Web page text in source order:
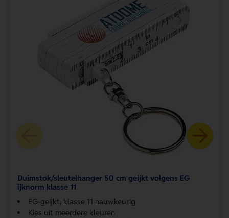
Duimstok/sleutelhanger 50 cm geijkt volgens EG
ijknorm klasse 11
EG-geijkt, klasse 11 nauwkeurig
Kies uit meerdere kleuren